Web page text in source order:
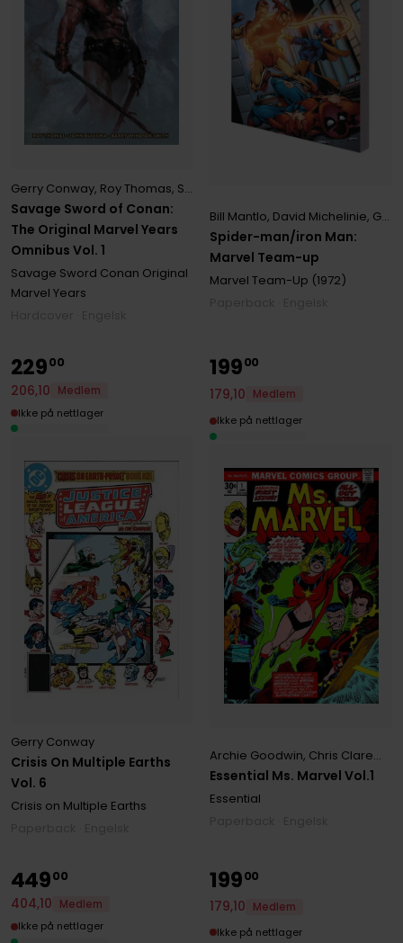
Savage Sword of Conan:
The Original Marvel Years
Omnibus Vol. 1
Gerry Conway, Roy Thomas, Stan Lee
Savage Sword Conan Original
Marvel Years
Spider-man/iron Man:
Marvel Team-up
Bill Mantlo, David Michelinie, Gerry Conway
Marvel Team-Up (1972)
Crisis On Multiple Earths
Vol. 6
Gerry Conway
Crisis on Multiple Earths
22900
206,10
Medlem
Ikke på nettlager
Essential Ms. Marvel Vol.1
Archie Goodwin, Chris Claremont
Essential
19900
179,10
Medlem
Ikke på nettlager
44900
404,10
Medlem
Ikke på nettlager
19900
179,10
Medlem
Ikke på nettlager